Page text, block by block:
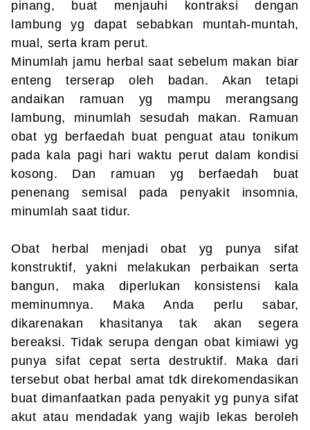
pinang, buat menjauhi kontraksi dengan
lambung yg dapat sebabkan muntah-muntah,
mual, serta kram perut.
Minumlah jamu herbal saat sebelum makan biar
enteng terserap oleh badan. Akan tetapi
andaikan ramuan yg mampu merangsang
lambung, minumlah sesudah makan. Ramuan
obat yg berfaedah buat penguat atau tonikum
pada kala pagi hari waktu perut dalam kondisi
kosong. Dan ramuan yg berfaedah buat
penenang semisal pada penyakit insomnia,
minumlah saat tidur.
Obat herbal menjadi obat yg punya sifat
konstruktif, yakni melakukan perbaikan serta
bangun, maka diperlukan konsistensi kala
meminumnya. Maka Anda perlu sabar,
dikarenakan khasitanya tak akan segera
bereaksi. Tidak serupa dengan obat kimiawi yg
punya sifat cepat serta destruktif. Maka dari
tersebut obat herbal amat tdk direkomendasikan
buat dimanfaatkan pada penyakit yg punya sifat
akut atau mendadak yang wajib lekas beroleh